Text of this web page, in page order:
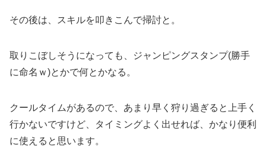
その後は、スキルを叩きこんで掃討と。
取りこぼしそうになっても、ジャンピングスタンプ(勝手
に命名ｗ)とかで何とかなる。
クールタイムがあるので、あまり早く狩り過ぎると上手く
行かないですけど、タイミングよく出せれば、かなり便利
に使えると思います。